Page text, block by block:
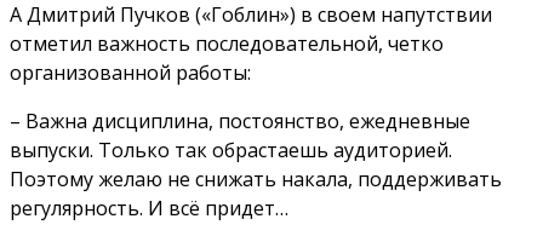
А Дмитрий Пучков («Гоблин») в своем напутствии
отметил важность последовательной, четко
организованной работы:
– Важна дисциплина, постоянство, ежедневные
выпуски. Только так обрастаешь аудиторией.
Поэтому желаю не снижать накала, поддерживать
регулярность. И всё придет…